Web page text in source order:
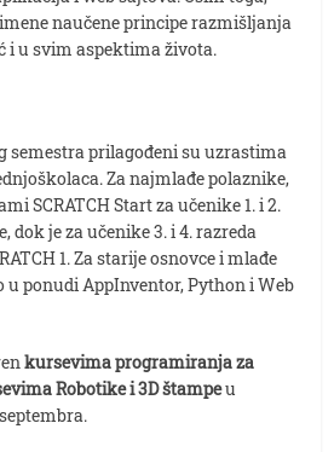
naučene principe razmišljanja
i u svim aspektima života.
semestra prilagođeni su uzrastima
Za najmlađe polaznike,
SCRATCH Start za učenike 1. i 2.
dok je za učenike 3. i 4. razreda
1. Za starije osnovce i mlađe
ponudi AppInventor, Python i Web
kursevima programiranja za
Robotike i 3D štampeu